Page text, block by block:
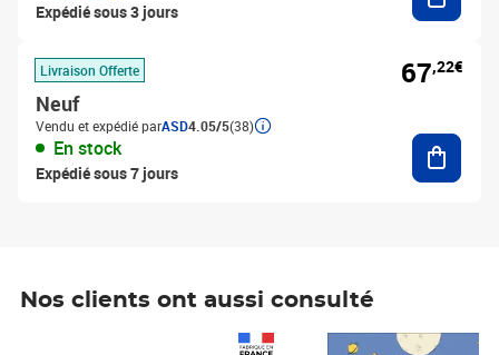
Expédié sous 3 jours
Livraison Offerte
Neuf
Vendu et expédié parASD4.05/5(38)
En stock
Expédié sous 7 jours
67,22€
Nos clients ont aussi consulté
Prix 7,50€